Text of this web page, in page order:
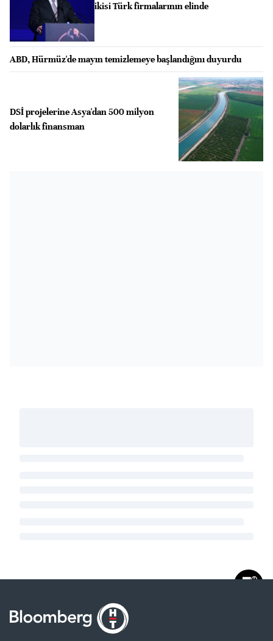
ikisi Türk firmalarının elinde
ABD, Hürmüz'de mayın temizlemeye başlandığını duyurdu
DSİ projelerine Asya'dan 500 milyon
dolarlık finansman